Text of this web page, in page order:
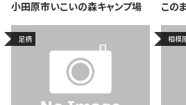
小田原市いこいの森キャンプ場 この
足柄 相模